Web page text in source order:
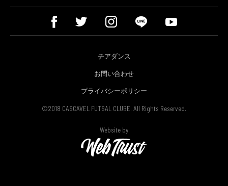
チアダンス
お問い合わせ
プライバシーポリシー
©2018 CASCAVEL FUTSAL CLUBE. All Rights Reserved.
Website by